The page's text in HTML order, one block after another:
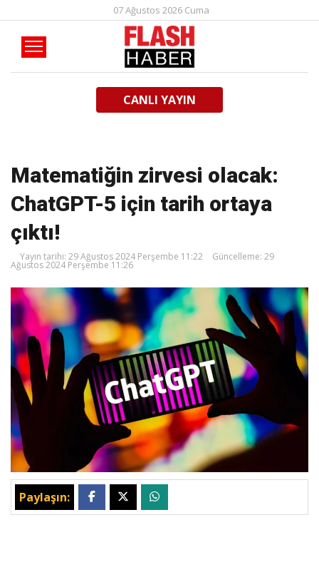
07 Ağustos 2026 Cuma
CANLI YAYIN
Matematiğin zirvesi olacak:
ChatGPT-5 için tarih ortaya
çıktı!
Yayın tarihi: 29 Ağustos 2024 Perşembe 11:22 Güncelleme: 29
Ağustos 2024 Perşembe 11:26
Paylaşın: